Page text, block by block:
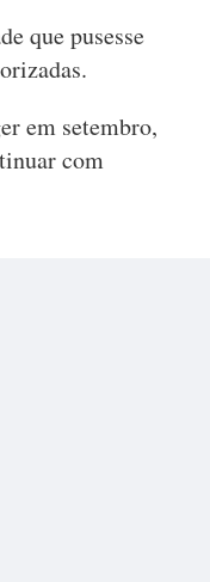
que pusesse
em setembro,
com